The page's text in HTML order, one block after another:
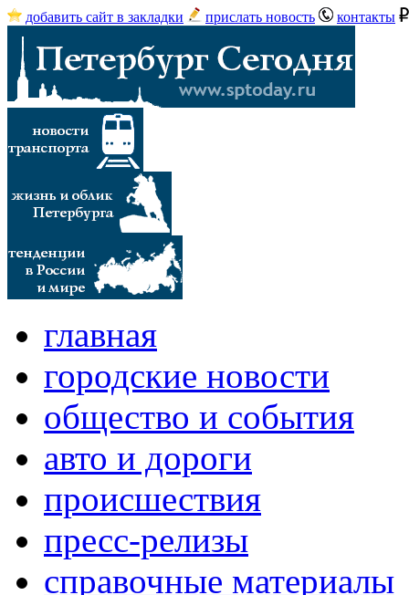
добавить сайт в закладки прислать новость контакты
главная
городские новости
общество и события
авто и дороги
происшествия
пресс-релизы
справочные материалы